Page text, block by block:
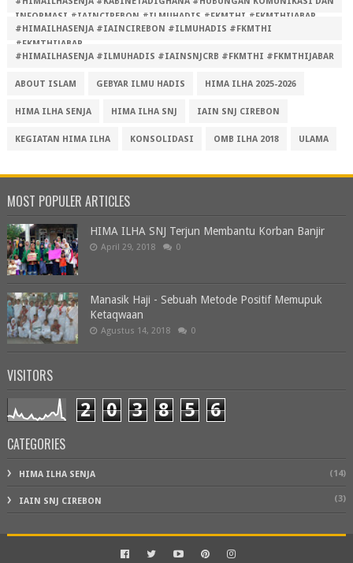
INFORMASI #IAINCIREBON #ILMUHADIS #FKMTHI #FKMTHIJABAR
#HIMAILHASENJA #IAINCIREBON #ILMUHADIS #FKMTHI
#FKMTHIJABAR
#HIMAILHASENJA #ILMUHADIS #IAINSNJCRB #FKMTHI #FKMTHIJABAR
ABOUT ISLAM GEBYAR ILMU HADIS HIMA ILHA 2025-2026
HIMA ILHA SENJA HIMA ILHA SNJ IAIN SNJ CIREBON
KEGIATAN HIMA ILHA KONSOLIDASI OMB ILHA 2018 ULAMA
MOST POPULER ARTICLES
HIMA ILHA SNJ Terjun Membantu Korban Banjir
April 29, 2018 0
Manasik Haji - Sebuah Metode Positif Memupuk
Ketaqwaan
Agustus 14, 2018 0
VISITORS
2 0 3 8 5 6
CATEGORIES
HIMA ILHA SENJA (14)
IAIN SNJ CIREBON (3)